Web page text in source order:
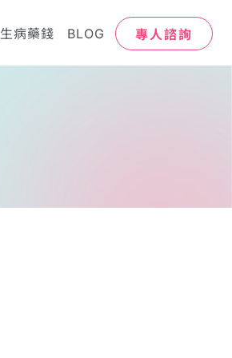
生病藥錢 BLOG 專人諮詢